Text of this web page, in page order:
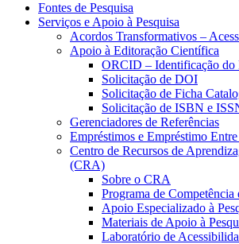
Fontes de Pesquisa
Serviços e Apoio à Pesquisa
Acordos Transformativos –
Apoio à Editoração Científica
ORCID – Identificação do
Solicitação de DOI
Solicitação de Ficha
Solicitação de ISBN e
Gerenciadores de Referências
Empréstimos e Empréstimo
Centro de Recursos de
(CRA)
Sobre o CRA
Programa de
Apoio Especializado à
Materiais de Apoio à
Laboratório de